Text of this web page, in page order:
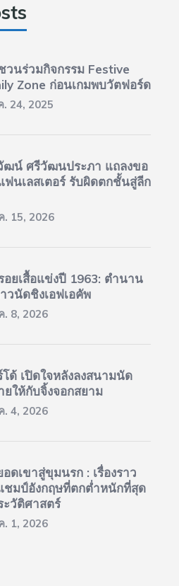
วนร่วมกิจกรรม Festive
Zone ก่อนเกมพบวัตฟอร์ด
. 24, 2025
ฒน์ ศรีวัฒนประภา แถลงขอ
ฟนเลสเตอร์ รับผิดตกชั้นสู่ลีก
. 15, 2026
อยเสื้อแข่งปี 1963: ตำนาน
วนัดชิงเอฟเอคัพ
. 8, 2026
โด้ เปิดใจหลังลงสนามนัด
ยให้กับจิ้งจอกสยาม
. 4, 2026
อดเขาสู่ขุมนรก : เรื่องราว
ชมป์อังกฤษที่ตกต่ำหนักที่สุด
ะวัติศาสตร์
. 1, 2026